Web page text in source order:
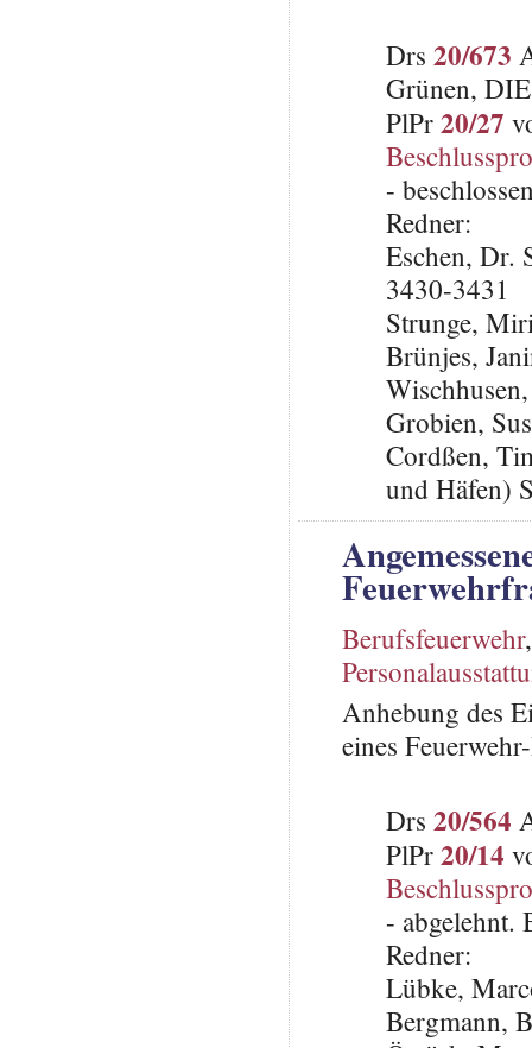
Drs 20/673
Grünen,
PlPr20/27
-
Redner:
Eschen, Dr.
3430-3431
Strunge,
Brünjes,
Grobien,
Cordßen,
und Häfen)
Berufsfeuerwehr
Anhebung des
eines
Drs 20/564
PlPr20/14
- abgelehnt.
Redner:
Lübke,
Bergmann,